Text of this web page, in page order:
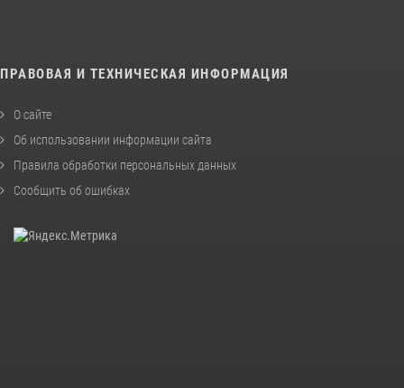
ПРАВОВАЯ И ТЕХНИЧЕСКАЯ ИНФОРМАЦИЯ
О сайте
Об использовании информации сайта
Правила обработки персональных данных
Сообщить об ошибках